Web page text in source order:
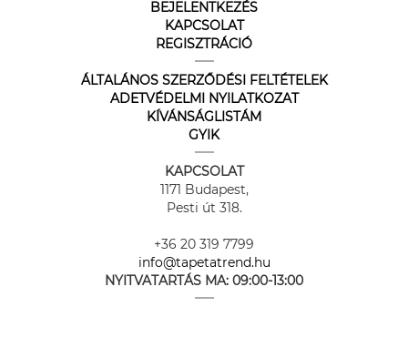
BEJELENTKEZÉS
KAPCSOLAT
REGISZTRÁCIÓ
ÁLTALÁNOS SZERZŐDÉSI FELTÉTELEK
ADETVÉDELMI NYILATKOZAT
KÍVÁNSÁGLISTÁM
GYIK
KAPCSOLAT
1171 Budapest,
Pesti út 318.
+36 20 319 7799
info@tapetatrend.hu
NYITVATARTÁS MA: 09:00-13:00